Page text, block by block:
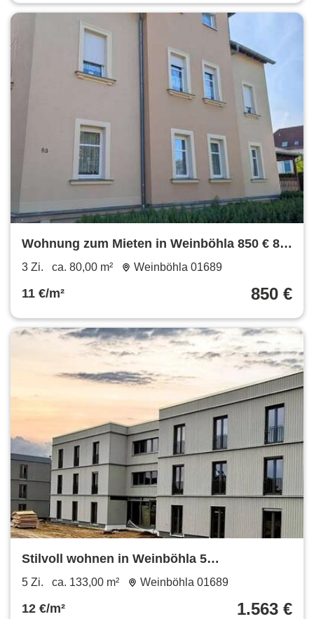
Wohnung zum Mieten in Weinböhla 850 € 80
m²
3 Zi. ca. 80,00 m² Weinböhla 01689
11 €/m² 850 €
Stilvoll wohnen in Weinböhla 5
Zimmerwohnung 185002712
5 Zi. ca. 133,00 m² Weinböhla 01689
12 €/m² 1.563 €